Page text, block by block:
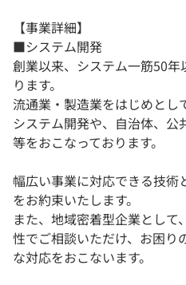
【事業詳細】
■システム開発
創業以来、システム一筋50
ります。
流通業・製造業をはじめとし
システム開発や、自治体、
等をおこなっております。
幅広い事業に対応できる技術
をお約束いたします。
また、地域密着型企業とし
性でご相談いただけ、お困り
な対応をおこないます。